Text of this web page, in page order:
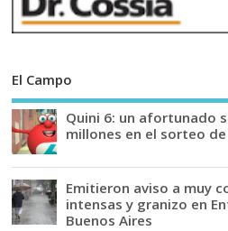
El Campo
Quini 6: un afortunado
millones en el sorteo
Emitieron aviso a muy
intensas y granizo en
Buenos Aires